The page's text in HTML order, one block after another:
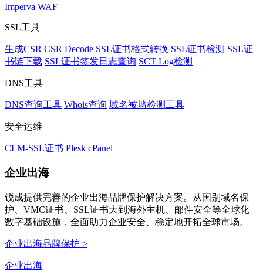
Imperva WAF
SSL工具
生成CSR CSR Decode SSL证书格式转换 SSL证书检测 SSL证
书链下载 SSL证书签发日志查询 SCT Log检测
DNS工具
DNS查询工具 Whois查询 域名被墙检测工具
安全运维
CLM-SSL证书 Plesk cPanel
企业出海
锐成提供完善的企业出海品牌保护解决方案。从国别域名保
护、VMC证书、SSL证书大到海外主机、邮件安全等全球化
数字基础设施，全面助力企业安全、稳定地开拓全球市场。
企业出海品牌保护 >
企业出海